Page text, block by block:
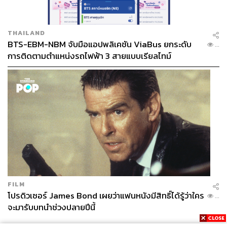
THAILAND
BTS-EBM-NBM จับมือแอปพลิเคชัน ViaBus ยกระดับ
การติดตามตำแหน่งรถไฟฟ้า 3 สายแบบเรียลไทม์
...
FILM
โปรดิวเซอร์ James Bond เผยว่าแฟนหนังมีสิทธิ์ได้รู้ว่าใคร
จะมารับบทนำช่วงปลายปีนี้
...